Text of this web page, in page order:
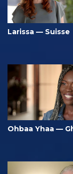
Larissa — Suisse
Ohbaa Yhaa —